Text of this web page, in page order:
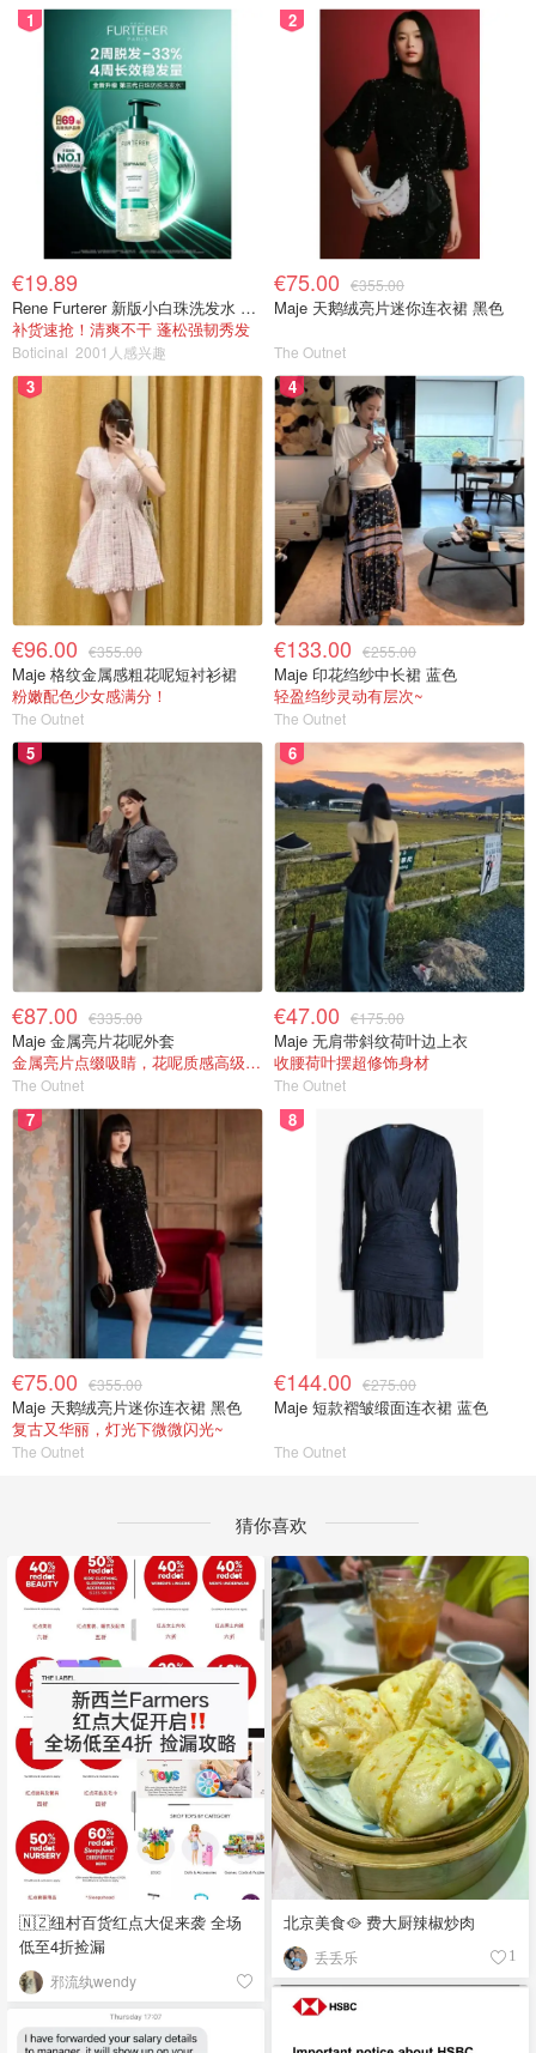
1
€19.89
Rene Furterer 新版小白珠洗发水 500ml
补货速抢！清爽不干 蓬松强韧秀发
Boticinal 2001人感兴趣
2
€75.00 €355.00
Maje 天鹅绒亮片迷你连衣裙 黑色
The Outnet
3
€96.00 €355.00
Maje 格纹金属感粗花呢短衬衫裙
粉嫩配色少女感满分！
The Outnet
4
€133.00 €255.00
Maje 印花绉纱中长裙 蓝色
轻盈绉纱灵动有层次~
The Outnet
5
€87.00 €335.00
Maje 金属亮片花呢外套
金属亮片点缀吸睛，花呢质感高级又显贵
The Outnet
6
€47.00 €175.00
Maje 无肩带斜纹荷叶边上衣
收腰荷叶摆超修饰身材
The Outnet
7
€75.00 €355.00
Maje 天鹅绒亮片迷你连衣裙 黑色
复古又华丽，灯光下微微闪光~
The Outnet
8
€144.00 €275.00
Maje 短款褶皱缎面连衣裙 蓝色
The Outnet
猜你喜欢
🇳🇿纽村百货红点大促来袭 全场
低至4折捡漏
邪流纨wendy
北京美食🥘 费大厨辣椒炒肉
丢丢乐 1